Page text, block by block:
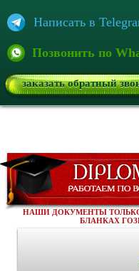
Написать в
Позвонить по
заказать обратный
НАШИ ДОКУМЕНТЫ
БЛАНКАХ